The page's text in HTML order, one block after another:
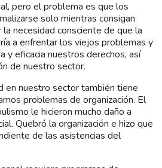
pero el problema es que los
solo mientras consigan
necesidad consciente de que la
a enfrentar los viejos problemas y
y eficacia nuestros derechos, así
de nuestro sector.
en nuestro sector también tiene
problemas de organización. El
le hicieron mucho daño a
Quebró la organización e hizo que
de las asistencias del